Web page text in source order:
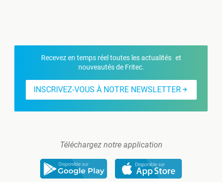
Recevez en temps réel toutes les actualités et
nouveautés de Fritec.
INSCRIVEZ-VOUS À NOTRE NEWSLETTER
Téléchargez notre application